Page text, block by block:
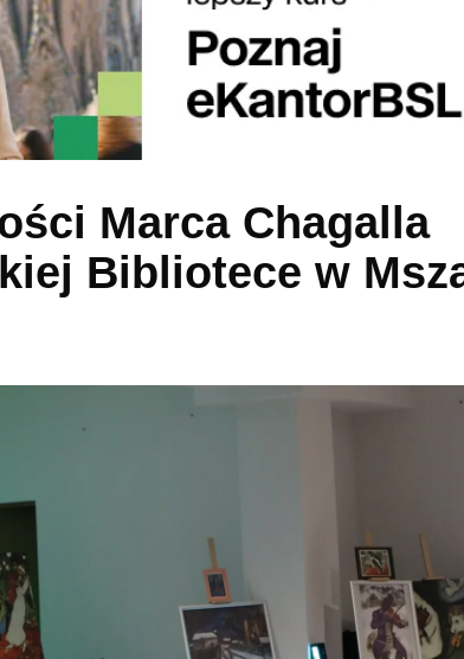
Marca Chagalla
Bibliotece w